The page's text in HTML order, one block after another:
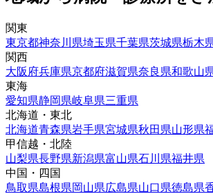
関東
東京都神奈川県埼玉県千葉県茨城県栃木
関西
大阪府兵庫県京都府滋賀県奈良県和歌山
東海
愛知県静岡県岐阜県三重県
北海道・東北
北海道青森県岩手県宮城県秋田県山形県
甲信越・北陸
山梨県長野県新潟県富山県石川県福井県
中国・四国
鳥取県島根県岡山県広島県山口県徳島県